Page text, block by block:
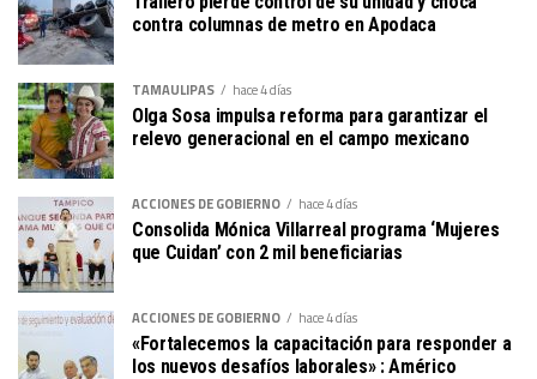
contra columnas de metro en Apodaca
TAMAULIPAS hace 4 días
Olga Sosa impulsa reforma para garantizar el
relevo generacional en el campo mexicano
ACCIONES DE GOBIERNO hace 4 días
Consolida Mónica Villarreal programa ‘Mujeres
que Cuidan’ con 2 mil beneficiarias
ACCIONES DE GOBIERNO hace 4 días
«Fortalecemos la capacitación para responder a
los nuevos desafíos laborales» : Américo